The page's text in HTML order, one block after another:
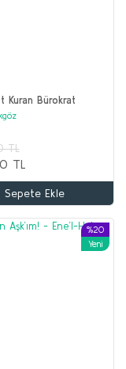
Kuran Bürokrat
TL
TL
Sepete Ekle
%20
Yeni